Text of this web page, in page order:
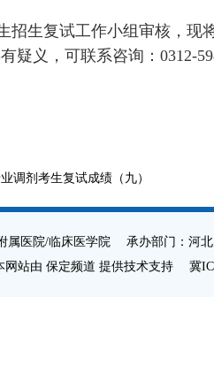
生复试工作小组审核，现
疑义，可联系咨询： 0312-
调剂考生复试成绩（九）
属医院/临床医学院 承办部门：河
网站由 保定频道 提供技术支持 冀